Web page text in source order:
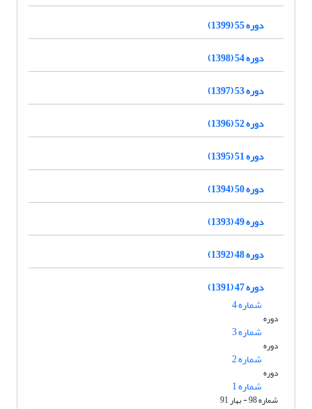
دوره 55 (1399)
دوره 54 (1398)
دوره 53 (1397)
دوره 52 (1396)
دوره 51 (1395)
دوره 50 (1394)
دوره 49 (1393)
دوره 48 (1392)
دوره 47 (1391)
شماره 4
دوره
شماره 3
دوره
شماره 2
دوره
شماره 1
شماره 98 - بهار 91